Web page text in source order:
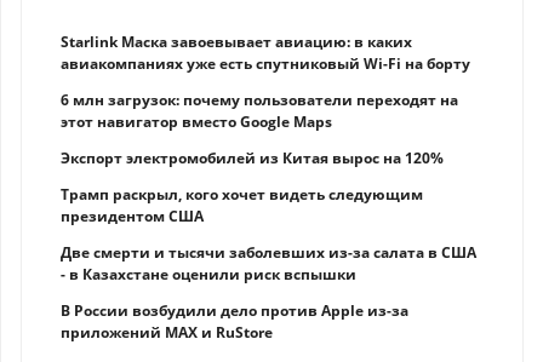
Starlink Маска завоевывает авиацию: в каких
авиакомпаниях уже есть спутниковый Wi-Fi на борту
6 млн загрузок: почему пользователи переходят на
этот навигатор вместо Google Maps
Экспорт электромобилей из Китая вырос на 120%
Трамп раскрыл, кого хочет видеть следующим
президентом США
Две смерти и тысячи заболевших из-за салата в США
- в Казахстане оценили риск вспышки
В России возбудили дело против Apple из-за
приложений MAX и RuStore